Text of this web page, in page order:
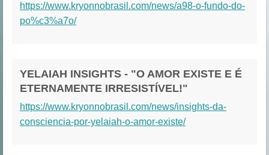
https://www.kryonnobrasil.com/news/a98-o-fundo-do-
po%c3%a7o/
YELAIAH INSIGHTS - "O AMOR EXISTE E É
ETERNAMENTE IRRESISTÍVEL!"
https://www.kryonnobrasil.com/news/insights-da-
consciencia-por-yelaiah-o-amor-existe/